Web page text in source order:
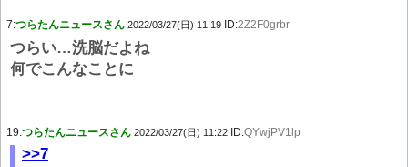
7:つらたんニュースさん 2022/03/27(日) 11:19 ID:2Z2F0grbr
つらい…洗脳だよね
何でこんなことに
19:つらたんニュースさん 2022/03/27(日) 11:22 ID:QYwjPV1lp
>>7